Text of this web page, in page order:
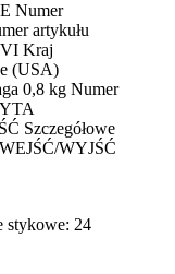
Numer
artykułu
Kraj
(USA)
0,8 kg Numer
Szczegółowe
WYJŚĆ